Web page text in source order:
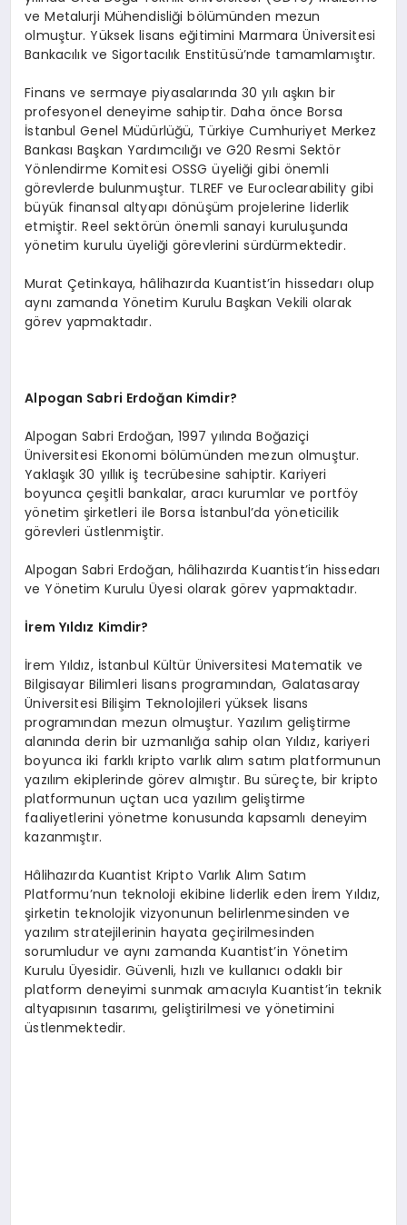
ve Metalurji Mühendisliği bölümünden mezun
olmuştur. Yüksek lisans eğitimini Marmara Üniversitesi
Bankacılık ve Sigortacılık Enstitüsü’nde tamamlamıştır.
Finans ve sermaye piyasalarında 30 yılı aşkın bir
profesyonel deneyime sahiptir. Daha önce Borsa
İstanbul Genel Müdürlüğü, Türkiye Cumhuriyet Merkez
Bankası Başkan Yardımcılığı ve G20 Resmi Sektör
Yönlendirme Komitesi OSSG üyeliği gibi önemli
görevlerde bulunmuştur. TLREF ve Euroclearability gibi
büyük finansal altyapı dönüşüm projelerine liderlik
etmiştir. Reel sektörün önemli sanayi kuruluşunda
yönetim kurulu üyeliği görevlerini sürdürmektedir.
Murat Çetinkaya, hâlihazırda Kuantist’in hissedarı olup
aynı zamanda Yönetim Kurulu Başkan Vekili olarak
görev yapmaktadır.
Alpogan Sabri Erdoğan Kimdir?
Alpogan Sabri Erdoğan, 1997 yılında Boğaziçi
Üniversitesi Ekonomi bölümünden mezun olmuştur.
Yaklaşık 30 yıllık iş tecrübesine sahiptir. Kariyeri
boyunca çeşitli bankalar, aracı kurumlar ve portföy
yönetim şirketleri ile Borsa İstanbul’da yöneticilik
görevleri üstlenmiştir.
Alpogan Sabri Erdoğan, hâlihazırda Kuantist’in hissedarı
ve Yönetim Kurulu Üyesi olarak görev yapmaktadır.
İrem Yıldız Kimdir?
İrem Yıldız, İstanbul Kültür Üniversitesi Matematik ve
Bilgisayar Bilimleri lisans programından, Galatasaray
Üniversitesi Bilişim Teknolojileri yüksek lisans
programından mezun olmuştur. Yazılım geliştirme
alanında derin bir uzmanlığa sahip olan Yıldız, kariyeri
boyunca iki farklı kripto varlık alım satım platformunun
yazılım ekiplerinde görev almıştır. Bu süreçte, bir kripto
platformunun uçtan uca yazılım geliştirme
faaliyetlerini yönetme konusunda kapsamlı deneyim
kazanmıştır.
Hâlihazırda Kuantist Kripto Varlık Alım Satım
Platformu’nun teknoloji ekibine liderlik eden İrem Yıldız,
şirketin teknolojik vizyonunun belirlenmesinden ve
yazılım stratejilerinin hayata geçirilmesinden
sorumludur ve aynı zamanda Kuantist’in Yönetim
Kurulu Üyesidir. Güvenli, hızlı ve kullanıcı odaklı bir
platform deneyimi sunmak amacıyla Kuantist’in teknik
altyapısının tasarımı, geliştirilmesi ve yönetimini
üstlenmektedir.